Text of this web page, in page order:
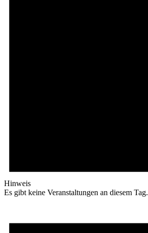
Hinweis
Es gibt keine Veranstaltungen an diesem Tag.